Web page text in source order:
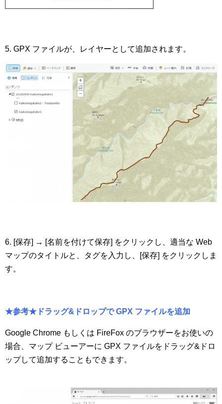
5. GPX ファイルが、レイヤーとして追加されます。
6. [保存] → [名前を付けて保存] をクリックし、適当な Web
マップのタイトルと、タグを入力し、[保存] をクリックしま
す。
★参考★ドラッグ&ドロップで GPX ファイルを追加
Google Chrome もしくは FireFox のブラウザーをお使いの
場合、マップ ビューアーに GPX ファイルをドラッグ&ドロ
ップして追加することもできます。